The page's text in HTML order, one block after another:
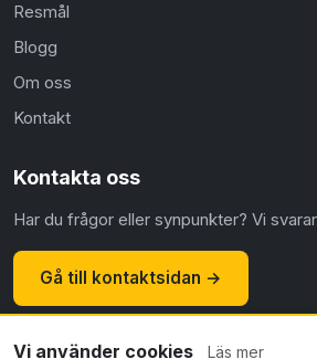
Resmål
Blogg
Om oss
Kontakt
Kontakta oss
Har du frågor eller synpunkter? Vi
Gå till kontaktsidan →
Vi använder cookies Läs mer